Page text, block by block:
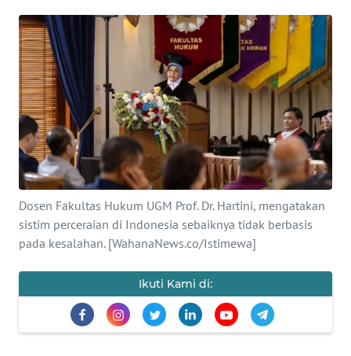
Dosen Fakultas Hukum UGM Prof. Dr. Hartini, mengatakan
sistim perceraian di Indonesia sebaiknya tidak berbasis
pada kesalahan. [WahanaNews.co/Istimewa]
Ikuti Kami di:
EKUIN
SAINS-TEKNO
KESEHATAN
INTERNASIONAL
SERBA-SERBI
PENDIDIKAN